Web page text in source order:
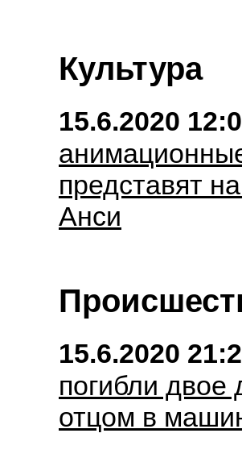
Культура
15.6.2020
представят
Анси
15.6.2020
погибли двое
отцом в